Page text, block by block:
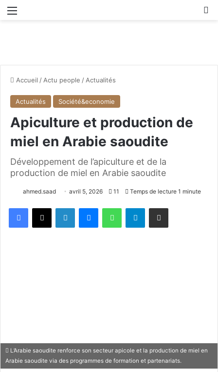
Accueil /Actu people /Actualités
Actualités Société&economie
Apiculture et production de
miel en Arabie saoudite
Développement de l’apiculture et de la
production de miel en Arabie saoudite
ahmed.saad avril 5, 2026 11 Temps de lecture 1 minute
Telegram
L’Arabie saoudite renforce son secteur apicole et la production de miel en
Arabie saoudite via des programmes de formation et partenariats.